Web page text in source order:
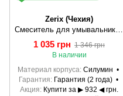
Zerix (Чехия)
Смеситель для умывальника ZERIX PUD1 146 ZX2871
1 035 грн 1 346 грн
В наличии
Материал корпуса Силумин
Гарантия
Гарантия (2 года)
Акция
Купити за ▶ 932 ◀ грн.